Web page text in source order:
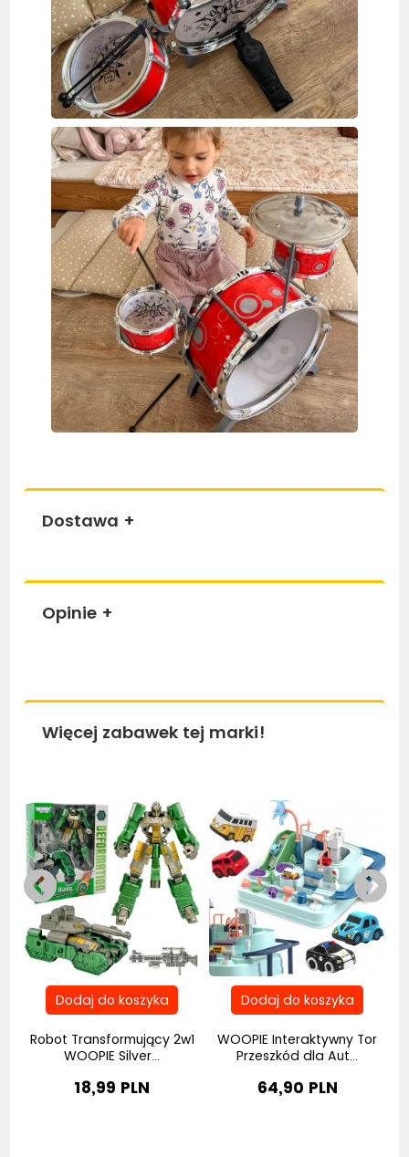
Dostawa +
Opinie +
Więcej zabawek tej marki!
Robot Transformujący 2w1
WOOPIE Silver...
18,99 PLN
WOOPIE Interaktywny Tor
Przeszkód dla Aut...
64,90 PLN